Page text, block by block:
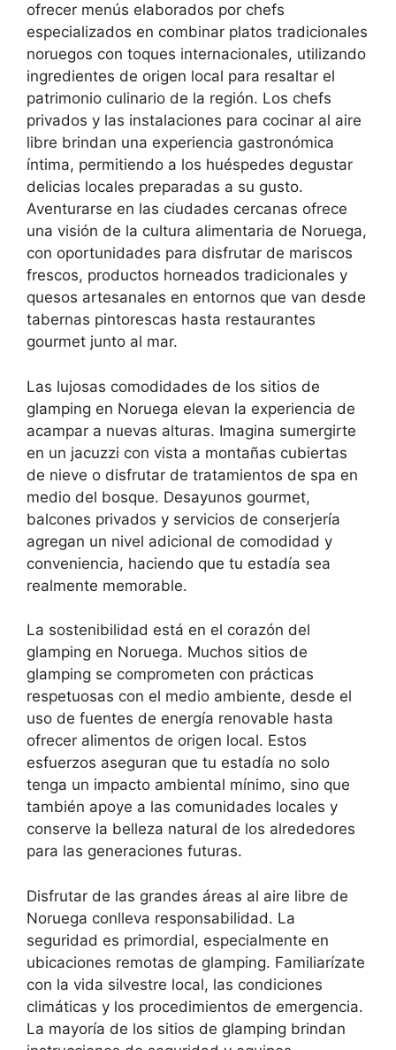
ofrecer menús elaborados por chefs
especializados en combinar platos tradicionales
noruegos con toques internacionales, utilizando
ingredientes de origen local para resaltar el
patrimonio culinario de la región. Los chefs
privados y las instalaciones para cocinar al aire
libre brindan una experiencia gastronómica
íntima, permitiendo a los huéspedes degustar
delicias locales preparadas a su gusto.
Aventurarse en las ciudades cercanas ofrece
una visión de la cultura alimentaria de Noruega,
con oportunidades para disfrutar de mariscos
frescos, productos horneados tradicionales y
quesos artesanales en entornos que van desde
tabernas pintorescas hasta restaurantes
gourmet junto al mar.
Las lujosas comodidades de los sitios de
glamping en Noruega elevan la experiencia de
acampar a nuevas alturas. Imagina sumergirte
en un jacuzzi con vista a montañas cubiertas
de nieve o disfrutar de tratamientos de spa en
medio del bosque. Desayunos gourmet,
balcones privados y servicios de conserjería
agregan un nivel adicional de comodidad y
conveniencia, haciendo que tu estadía sea
realmente memorable.
La sostenibilidad está en el corazón del
glamping en Noruega. Muchos sitios de
glamping se comprometen con prácticas
respetuosas con el medio ambiente, desde el
uso de fuentes de energía renovable hasta
ofrecer alimentos de origen local. Estos
esfuerzos aseguran que tu estadía no solo
tenga un impacto ambiental mínimo, sino que
también apoye a las comunidades locales y
conserve la belleza natural de los alrededores
para las generaciones futuras.
Disfrutar de las grandes áreas al aire libre de
Noruega conlleva responsabilidad. La
seguridad es primordial, especialmente en
ubicaciones remotas de glamping. Familiarízate
con la vida silvestre local, las condiciones
climáticas y los procedimientos de emergencia.
La mayoría de los sitios de glamping brindan